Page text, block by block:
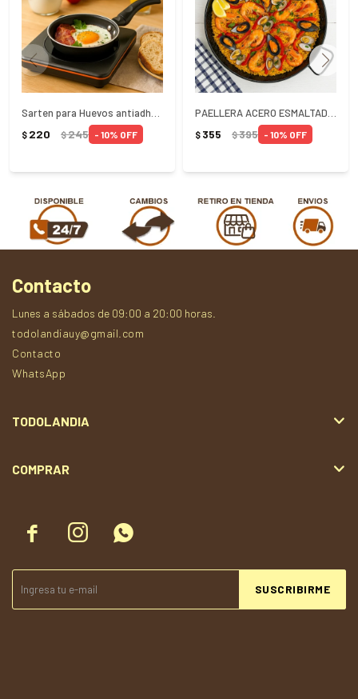
$ 220 $245 10 $ 355 $395 10
  
SUSCRIBIRME
Contacto
Lunes a sábados de 09:00 a 20:00 horas.
todolandiauy@gmail.com
Contacto
WhatsApp
TODOLANDIA
COMPRAR